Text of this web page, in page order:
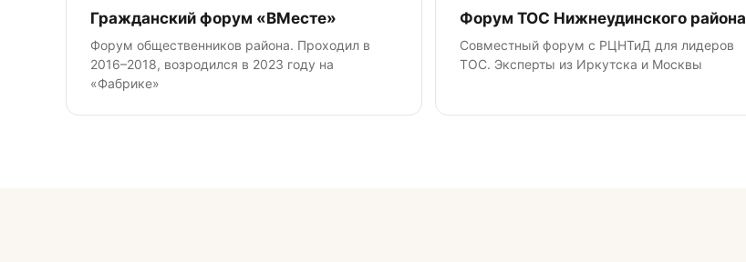
Гражданский форум «ВМесте»
Форум общественников района. Проходил в
2016–2018, возродился в 2023 году на
«Фабрике»
Форум ТОС Нижнеудинского района
Совместный форум с РЦНТиД для лидеров
ТОС. Эксперты из Иркутска и Москвы